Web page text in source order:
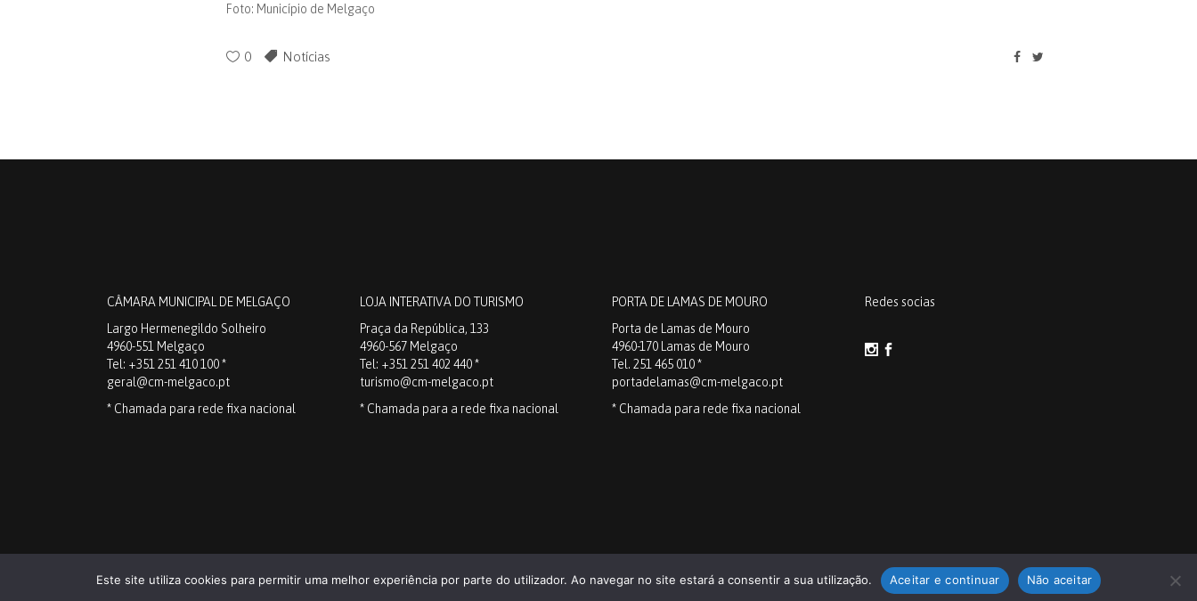
Foto: Município de Melgaço
0 Notícias
CÂMARA MUNICIPAL DE MELGAÇO
Largo Hermenegildo Solheiro
4960-551 Melgaço
Tel: +351 251 410 100 *
geral@cm-melgaco.pt
* Chamada para rede fixa nacional
LOJA INTERATIVA DO TURISMO
Praça da República, 133
4960-567 Melgaço
Tel: +351 251 402 440 *
turismo@cm-melgaco.pt
* Chamada para a rede fixa nacional
PORTA DE LAMAS DE MOURO
Porta de Lamas de Mouro
4960-170 Lamas de Mouro
Tel. 251 465 010 *
portadelamas@cm-melgaco.pt
* Chamada para rede fixa nacional
Redes socias
Discover Melgaço /Política de Privacidade/ Powered byIPDT – Turismo e Consultoria
Este site utiliza cookies para permitir uma melhor experiência por parte do utilizador. Ao navegar no site estará a consentir a sua utilização. Aceitar e continuar Não aceitar